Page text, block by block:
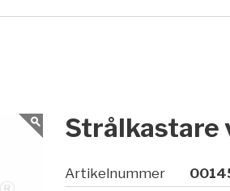
Strålkastare
Artikelnummer